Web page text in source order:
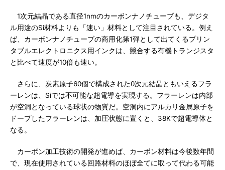
1次元結晶である直径1nmのカーボンナノチューブも、デジタ
ル用途のSi材料よりも「速い」材料として注目されている。例え
ば、カーボンナノチューブの商用化第1弾として出てくるプリン
タブルエレクトロニクス用インクは、競合する有機トランジスタ
と比べて速度が10倍も速い。
さらに、炭素原子60個で構成された0次元結晶ともいえるフラ
ーレンは、Siでは不可能な超電導を実現する。フラーレンは内部
が空洞となっている球状の物質だ。空洞内にアルカリ金属原子を
ドープしたフラーレンは、加圧状態に置くと、38Kで超電導体と
なる。
カーボン加工技術の開発が進めば、カーボン材料は今後数年間
で、現在使用されている回路材料のほぼ全てに取って代わる可能